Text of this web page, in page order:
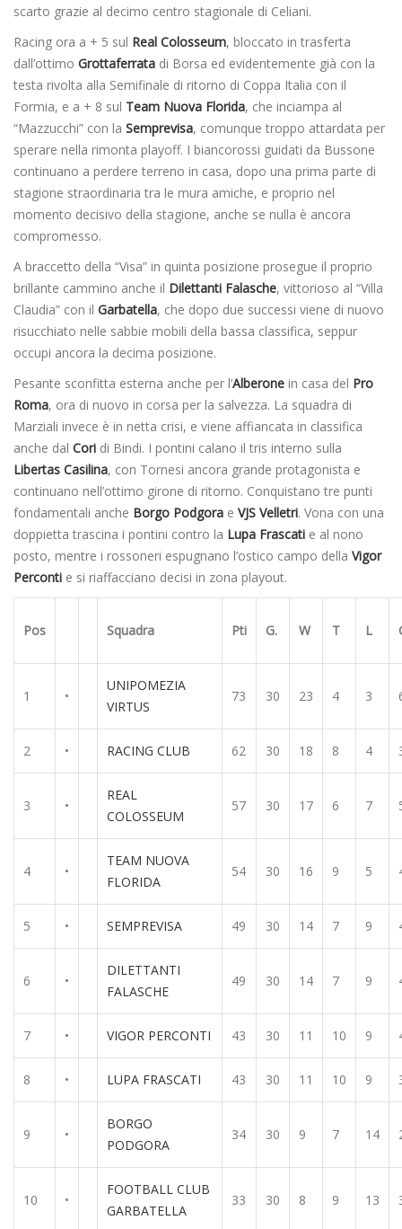
scarto grazie al decimo centro stagionale di Celiani.
Racing ora a + 5 sul Real Colosseum, bloccato in trasferta
dall’ottimo Grottaferrata di Borsa ed evidentemente già con la
testa rivolta alla Semifinale di ritorno di Coppa Italia con il
Formia, e a + 8 sul Team Nuova Florida, che inciampa al
“Mazzucchi” con la Semprevisa, comunque troppo attardata per
sperare nella rimonta playoff. I biancorossi guidati da Bussone
continuano a perdere terreno in casa, dopo una prima parte di
stagione straordinaria tra le mura amiche, e proprio nel
momento decisivo della stagione, anche se nulla è ancora
compromesso.
A braccetto della “Visa” in quinta posizione prosegue il proprio
brillante cammino anche il Dilettanti Falasche, vittorioso al “Villa
Claudia” con il Garbatella, che dopo due successi viene di nuovo
risucchiato nelle sabbie mobili della bassa classifica, seppur
occupi ancora la decima posizione.
Pesante sconfitta esterna anche per l’Alberone in casa del Pro
Roma, ora di nuovo in corsa per la salvezza. La squadra di
Marziali invece è in netta crisi, e viene affiancata in classifica
anche dal Cori di Bindi. I pontini calano il tris interno sulla
Libertas Casilina, con Tornesi ancora grande protagonista e
continuano nell’ottimo girone di ritorno. Conquistano tre punti
fondamentali anche Borgo Podgora e VJS Velletri. Vona con una
doppietta trascina i pontini contro la Lupa Frascati e al nono
posto, mentre i rossoneri espugnano l’ostico campo della Vigor
Perconti e si riaffacciano decisi in zona playout.
Pos Squadra Pti G. W T L
1 •
UNIPOMEZIA
VIRTUS
73 30 23 4 3
2 • RACING CLUB 62 30 18 8 4
3 •
REAL
COLOSSEUM
57 30 17 6 7
4 •
TEAM NUOVA
FLORIDA
54 30 16 9 5
5 • SEMPREVISA 49 30 14 7 9
6 •
DILETTANTI
FALASCHE
49 30 14 7 9
7 • VIGOR PERCONTI 43 30 11 10 9
8 • LUPA FRASCATI 43 30 11 10 9
9 •
BORGO
PODGORA
34 30 9 7 14
10 •
FOOTBALL CLUB
GARBATELLA
33 30 8 9 13